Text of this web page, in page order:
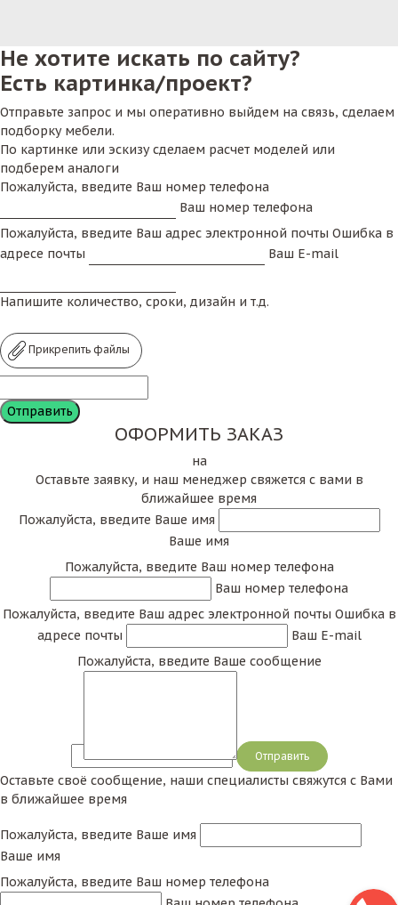
Не хотите искать по сайту?
Есть картинка/проект?
Отправьте запрос и мы оперативно выйдем на связь, сделаем
подборку мебели.
По картинке или эскизу сделаем расчет моделей или
подберем аналоги
Пожалуйста, введите Ваш номер телефона
Ваш номер телефона
Пожалуйста, введите Ваш адрес электронной почты Ошибка в
адресе почты
Ваш E-mail
Напишите количество, сроки, дизайн и т.д.
Прикрепить файлы
ОФОРМИТЬ ЗАКАЗ
на
Оставьте заявку, и наш менеджер свяжется с вами в
ближайшее время
Пожалуйста, введите Ваше имя
Ваше имя
Пожалуйста, введите Ваш номер телефона
Ваш номер телефона
Пожалуйста, введите Ваш адрес электронной почты Ошибка в
адресе почты
Ваш E-mail
Пожалуйста, введите Ваше сообщение
Сообщение
Оставьте своё сообщение, наши специалисты свяжутся с Вами
в ближайшее время
Пожалуйста, введите Ваше имя
Ваше имя
Пожалуйста, введите Ваш номер телефона